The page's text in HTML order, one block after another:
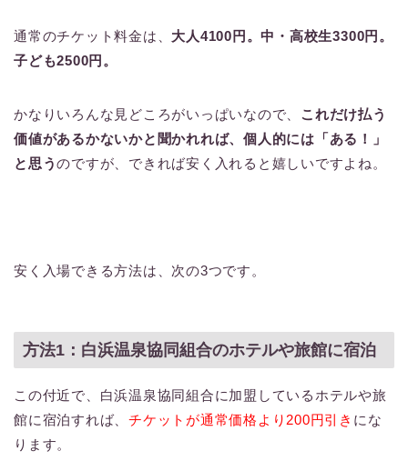
通常のチケット料金は、 大人4100円。中・高校生3300円。
子ども2500円。
かなりいろんな見どころがいっぱいなので、 これだけ払う
価値があるかないかと聞かれれば、個人的には「ある！」
と思うのですが、できれば安く入れると嬉しいですよね。
安く入場できる方法は、次の3つです。
方法1：白浜温泉協同組合のホテルや旅館に宿泊
この付近で、白浜温泉協同組合に加盟しているホテルや旅
館に宿泊すれば、チケットが通常価格より200円引き にな
ります。